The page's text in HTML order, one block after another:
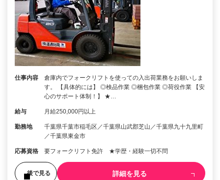
仕事内容
倉庫内でフォークリフトを使っての入出荷業務をお願いしま
す。 【具体的には】 ◎検品作業 ◎梱包作業 ◎荷役作業 【安
心のサポート体制！】 ★…
給与 月給250,000円以上
勤務地
千葉県千葉市稲毛区／千葉県山武郡芝山／千葉県九十九里町
／千葉県東金市
応募資格 要フォークリフト免許 ★学歴・経験一切不問
後で見る 詳細を見る